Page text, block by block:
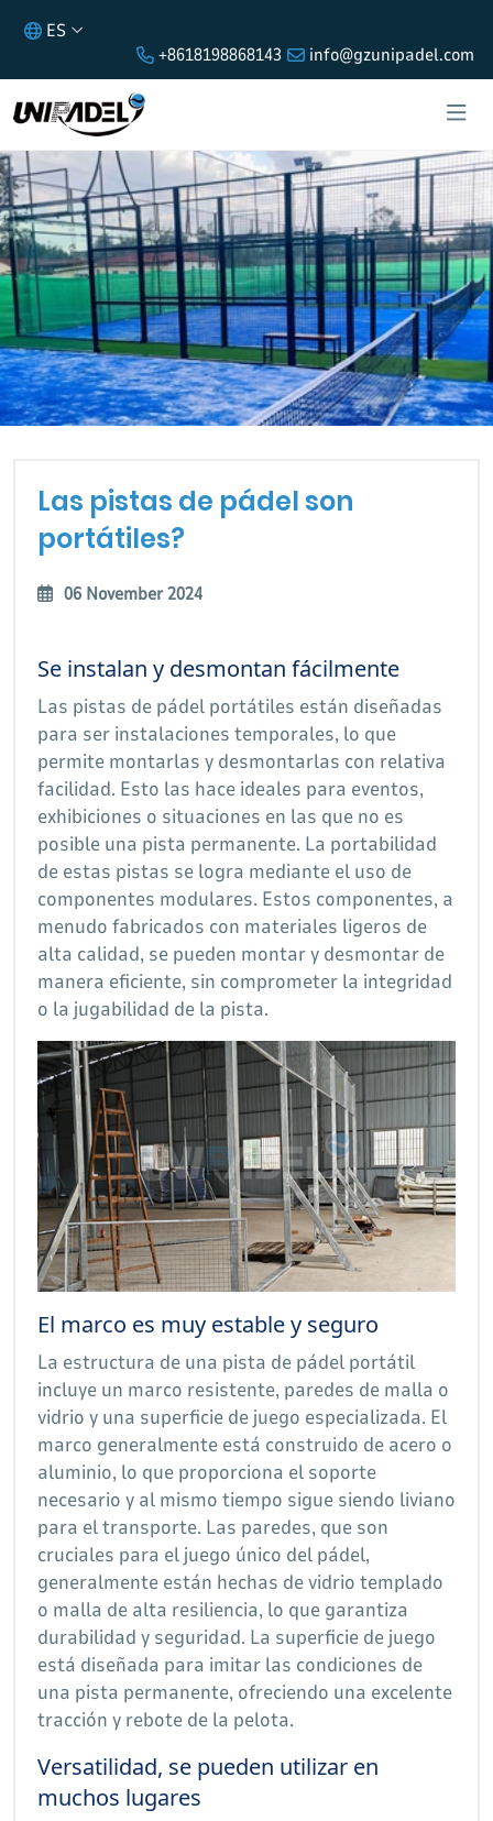
ES
+8618198868143
info@gzunipadel.com
PORTÁTILES?
Las pistas de pádel son
portátiles?
06 November 2024
Se instalan y desmontan fácilmente
Las pistas de pádel portátiles están diseñadas
para ser instalaciones temporales, lo que
permite montarlas y desmontarlas con relativa
facilidad. Esto las hace ideales para eventos,
exhibiciones o situaciones en las que no es
posible una pista permanente. La portabilidad
de estas pistas se logra mediante el uso de
componentes modulares. Estos componentes, a
menudo fabricados con materiales ligeros de
alta calidad, se pueden montar y desmontar de
manera eficiente, sin comprometer la integridad
o la jugabilidad de la pista.
El marco es muy estable y seguro
La estructura de una pista de pádel portátil
incluye un marco resistente, paredes de malla o
vidrio y una superficie de juego especializada. El
marco generalmente está construido de acero o
aluminio, lo que proporciona el soporte
necesario y al mismo tiempo sigue siendo liviano
para el transporte. Las paredes, que son
cruciales para el juego único del pádel,
generalmente están hechas de vidrio templado
o malla de alta resiliencia, lo que garantiza
durabilidad y seguridad. La superficie de juego
está diseñada para imitar las condiciones de
una pista permanente, ofreciendo una excelente
tracción y rebote de la pelota.
Versatilidad, se pueden utilizar en
muchos lugares